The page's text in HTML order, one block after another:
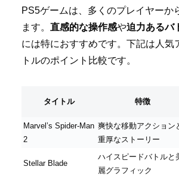
PS5ゲームは、多くのプレイヤーか
ます。 直感的な操作感や迫力あるバ
には特におすすめです。下記は人気
トルのポイント比較です。
タイトル 特徴
Marvel’s Spider-Man
2
爽快な移動アクション
重厚なストーリー
Stellar Blade
ハイスピードバトルと
麗グラフィック